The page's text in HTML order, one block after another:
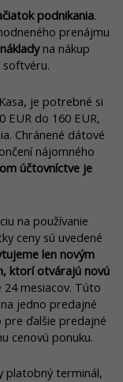
podnikania.
prenájmu
na nákup
softvéru.
je potrebné si
EUR do 160 EUR,
Chránené dátové
nájomného
účtovníctve je
na používanie
ceny sú uvedené
len novým
ktorí otvárajú novú
mesiacov. Túto
jedno predajné
pre ďalšie predajné
cenovú ponuku.
platobný terminál,